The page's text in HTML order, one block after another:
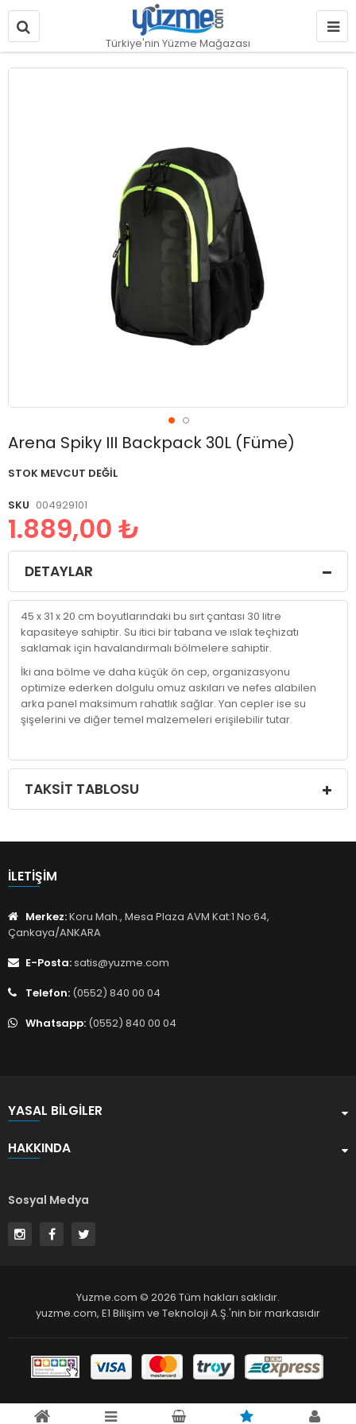
Türkiye'nin Yüzme Mağazası
Arena Spiky III Backpack 30L (Füme)
STOK MEVCUT DEĞIL
SKU 004929101
1.889,00 ₺
Resim
Resim
başlangıcına
DETAYLAR
45 x 31 x 20 cm boyutlarındaki bu sırt çantası 30 litre
kapasiteye sahiptir. Su itici bir tabana ve ıslak teçhizatı
saklamak için havalandırmalı bölmelere sahiptir.
İki ana bölme ve daha küçük ön cep, organizasyonu
optimize ederken dolgulu omuz askıları ve nefes alabilen
arka panel maksimum rahatlık sağlar. Yan cepler ise su
şişelerini ve diğer temel malzemeleri erişilebilir tutar.
TAKSIT TABLOSU
İLETIŞIM
Merkez:Koru Mah., Mesa Plaza AVM Kat:1 No:64,
Çankaya/ANKARA
E-Posta:satis@yuzme.com
Telefon: (0552) 840 00 04
Whatsapp: (0552) 840 00 04
YASAL BILGILER
HAKKINDA
Sosyal Medya
Yuzme.com © 2026 Tüm hakları saklıdır.
yuzme.com, E1 Bilişim ve Teknoloji A.Ş.'nin bir markasıdır